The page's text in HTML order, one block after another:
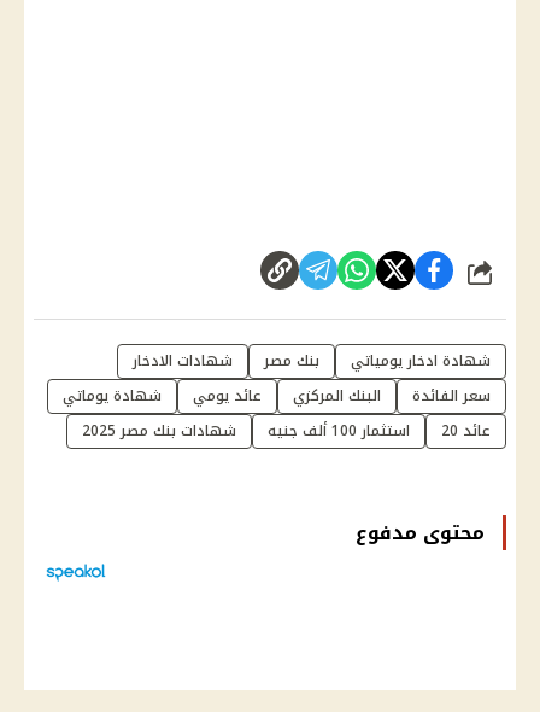
شارك
شهادة ادخار يومياتي بنك مصر
شهادات الادخار
سعر الفائدة
البنك المركزي عائد يومي
شهادة يوماتي
عائد 20
استثمار 100 ألف جنيه شهادات بنك مصر 2025
محتوى مدفوع